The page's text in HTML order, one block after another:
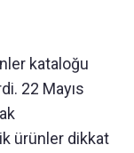
kataloğu
22 Mayıs
ürünler dikkat